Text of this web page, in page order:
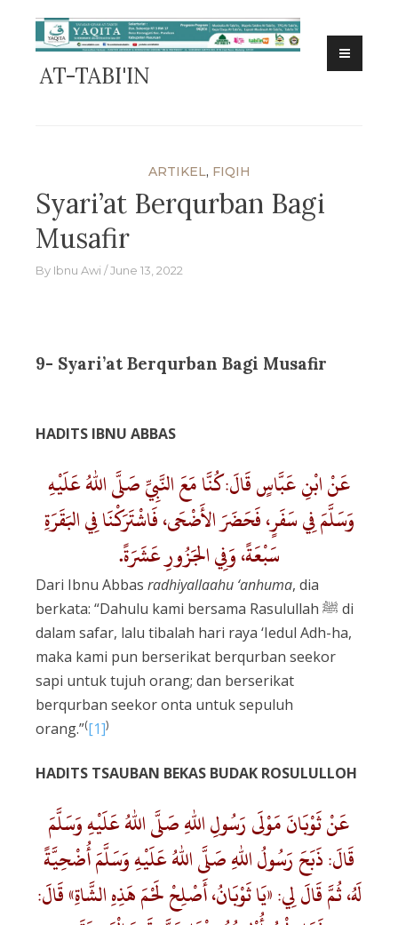
Skip
content
AT-TABI'IN
ARTIKEL, FIQIH
Syari’at Berqurban Bagi
Musafir
By Ibnu Awi June 13, 2022
9- Syari’at Berqurban Bagi Musafir
HADITS IBNU ABBAS
عَنْ ابْنِ عَبَّاسٍ قَالَ:كُنَّا مَعَ النَّبِيِّ صَلَّى اللهُ عَلَيْهِ
وَسَلَّمَ فِي سَفَرٍ، فَحَضَرَ الأَضْحَى، فَاشْتَرَكْنَا فِي البَقَرَةِ
سَبْعَةً، وَفِي الجَزُورِ عَشَرَةً.
Dari Ibnu Abbas radhiyallaahu ‘anhuma, dia
berkata: “Dahulu kami bersama Rasulullah ﷺ di
dalam safar, lalu tibalah hari raya ‘Iedul Adh-ha,
maka kami pun berserikat berqurban seekor
sapi untuk tujuh orang; dan berserikat
berqurban seekor onta untuk sepuluh
orang.”([1])
HADITS TSAUBAN BEKAS BUDAK ROSULULLOH
عَنْ ثَوْبَانَ مَوْلَى رَسُولِ اللهِ صَلَّى اللهُ عَلَيْهِ وَسَلَّمَ
قَالَ: ذَبَحَ رَسُولُ اللهِ صَلَّى اللهُ عَلَيْهِ وَسَلَّمَ أُضْحِيَّةً
لَهُ، ثُمَّ قَالَ لِي: «يَا ثَوْبَانُ، أَصْلِحْ لَحْمَ هَذِهِ الشَّاةِ» قَالَ: